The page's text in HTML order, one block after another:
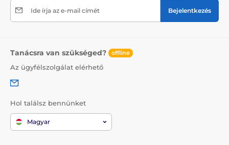
Ide írja az e-mail címét Bejelentkezés
Tanácsra van szükséged? offline
Az ügyfélszolgálat elérhető
Hol találsz bennünket
Magyar